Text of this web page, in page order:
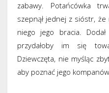
zabawy. Potańcówka
szepnął jednej z sióstr,
niego jego bracia.
przydałoby im się
Dziewczęta, nie myśląc
aby poznać jego